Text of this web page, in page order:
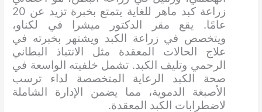
زراعة كبد ماهر للغاية يتمتع بخبرة تزيد عن 20
عامًا. يقع مقر الدكتور ميشرا في لكناو،
ويتخصص في زراعة الكبد ويشتهر بخبرته في
علاج الحالات المعقدة مثل الانتباذ البطاني
الرحمي وتليف الكبد. تشمل خلفيته الواسعة في
صحة الكبد الرعاية المتخصصة لداء ترسب
الأصبغة الدموية، مما يضمن الإدارة الشاملة
لاضطرابات الكبد المعقدة.